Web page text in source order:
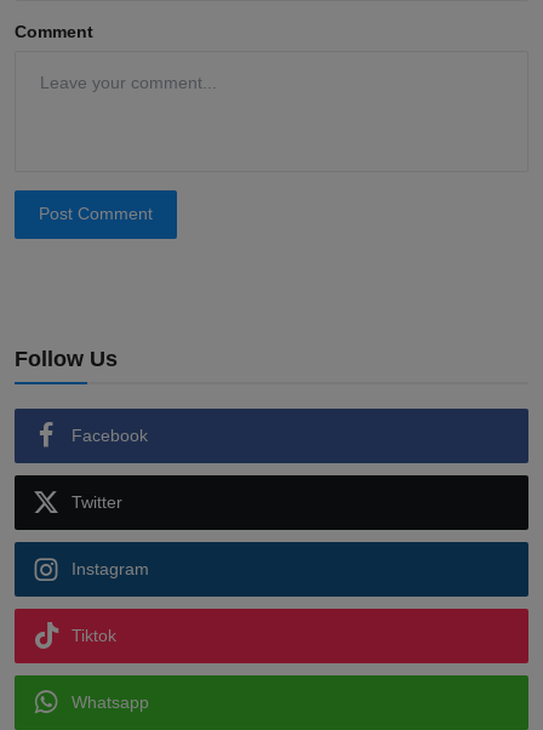
Comment
Post Comment
Follow Us
Facebook
Twitter
Instagram
Tiktok
Whatsapp